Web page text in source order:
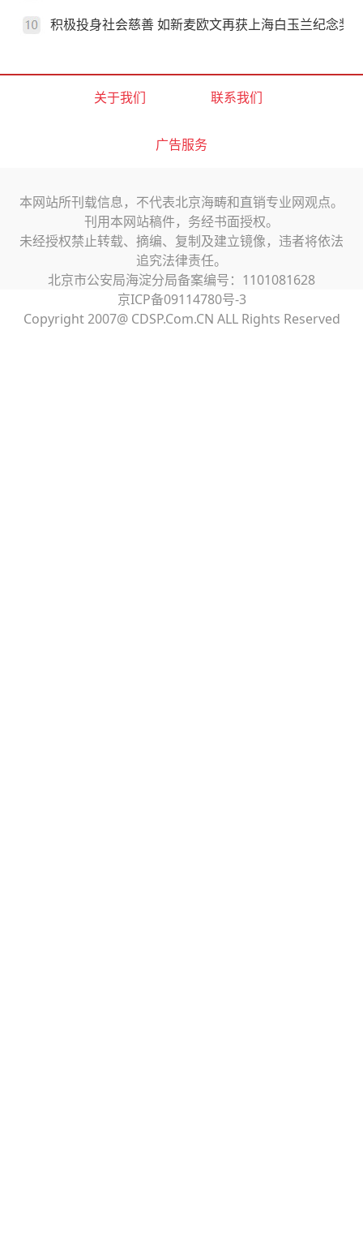
积极投身社会慈善 如新麦欧文再获上海白玉兰纪念奖
关于我们 联系我们
广告服务
本网站所刊载信息，不代表北京海畴和直销专业网观点。
刊用本网站稿件，务经书面授权。
未经授权禁止转载、摘编、复制及建立镜像，违者将依法
追究法律责任。
北京市公安局海淀分局备案编号：1101081628
京ICP备09114780号-3
Copyright 2007@ CDSP.Com.CN ALL Rights Reserved